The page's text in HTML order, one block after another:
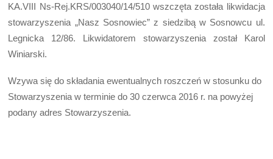
KA.VIII Ns-Rej.KRS/003040/14/510 wszczęta została likwidacja
stowarzyszenia „Nasz Sosnowiec” z siedzibą w Sosnowcu ul.
Legnicka 12/86. Likwidatorem stowarzyszenia został Karol
Winiarski.
Wzywa się do składania ewentualnych roszczeń w stosunku do
Stowarzyszenia w terminie do 30 czerwca 2016 r. na powyżej
podany adres Stowarzyszenia.